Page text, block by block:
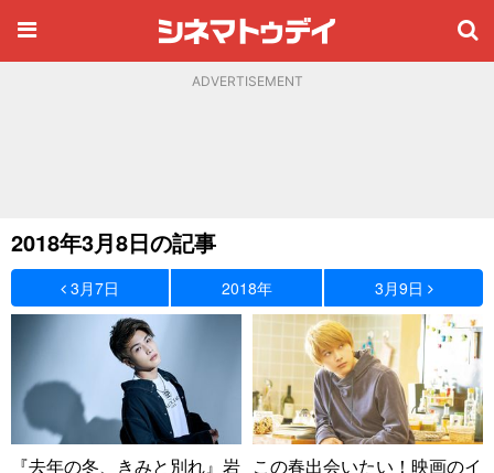
ADVERTISEMENT
2018年3月8日の記事
3月7日 2018年 3月9日
『去年の冬、きみと別れ』岩 この春出会いたい！映画のイ